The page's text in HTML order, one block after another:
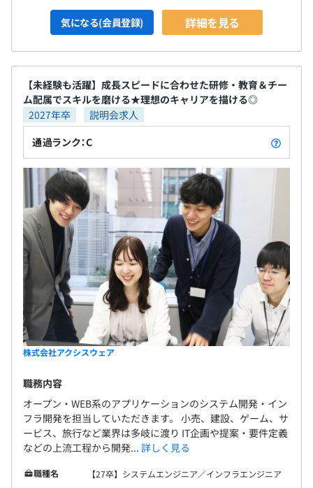
詳細部分は人によって異なりますが、基本的にJavaを中
心とした開発経験を有するメンバーが上司、先輩として付
いています。
アクシスウェアでは技術経験を持ったメンバーがチームリ
ーディングを行いますので現実可能性のある要件、スケジ
ュールで進行することが可能です。
◆開発メンバーを中心にリーダー、PMで構成されていま
・受託：5名～15名（年単位）
・常駐：2名～3名（年単位）
気になる(会員登録) 詳細を見る
【未経験も活躍】成長スピードに合わせた研修・教育＆チー
ム配属でスキルを磨ける★理想のキャリアを描ける◎
2027年卒
説明会求人
通過ランク：C
株式会社アクシスウェア
職務内容
オープン・WEB系のアプリケーションのシステム開発・イン
フラ開発を担当していただきます。 小売、建設、ゲーム、サ
ービス、旅行など業界は多岐に渡り IT企画や提案・要件定義
などの上流工程から開発... 詳しく見る
職種名
【27卒】システムエンジニア／インフラエンジニア